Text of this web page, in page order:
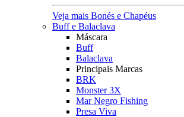
Veja mais Bonés e Chapéus
Buff e Balaclava
Máscara
Buff
Balaclava
Principais Marcas
BRK
Monster 3X
Mar Negro Fishing
Presa Viva